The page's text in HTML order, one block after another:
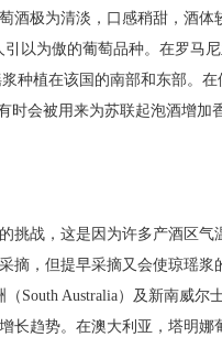
酒极为清淡，口感稍甜，酒
以为傲的葡萄品种。在罗马
浆种植在该国的南部和东部。
时会被用来为苏联起泡酒增加
战，这是因为许多产酒区气
摘，但提早采摘又会使琼瑶
South Australia）及新南威尔
长趋势。在澳大利亚，塔明